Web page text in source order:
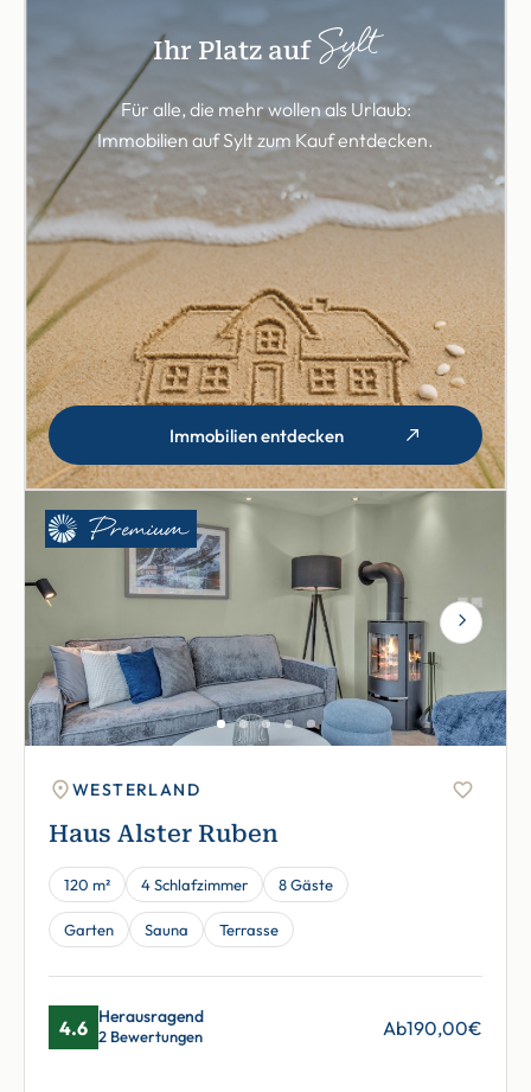
Ihr Platz auf Sylt
Für alle, die mehr wollen als Urlaub:
Immobilien auf Sylt zum Kauf entdecken.
Immobilien entdecken
Next
WESTERLAND
Haus Alster Ruben
120 m² 4 Schlafzimmer 8 Gäste
Garten Sauna Terrasse
4.6 Herausragend
2 Bewertungen Ab190,00€